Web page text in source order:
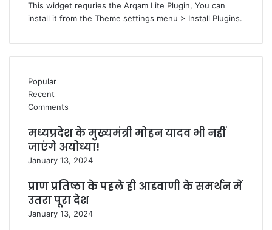
This widget requries the Arqam Lite Plugin, You can
install it from the Theme settings menu > Install Plugins.
Popular
Recent
Comments
मध्यप्रदेश के मुख्यमंत्री मोहन यादव भी नहीं
जाएंगे अयोध्या!
January 13, 2024
प्राण प्रतिष्ठा के पहले ही आडवाणी के समर्थन में
उतरा पूरा देश
January 13, 2024